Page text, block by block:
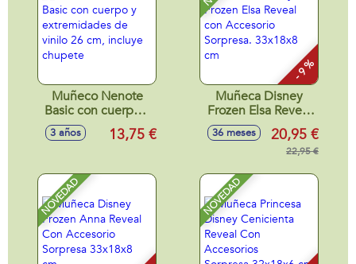
Muñeco Nenote
Basic con cuerpo y
extremidades de
vinilo 26 cm,
3 años 13,75 €
- 9 %
Muñeca Disney
Frozen Elsa Reveal
con Accesorio
Sorpresa. 33x18x8
36 meses 20,95 €
22,95 €
NOVEDAD NOVEDAD